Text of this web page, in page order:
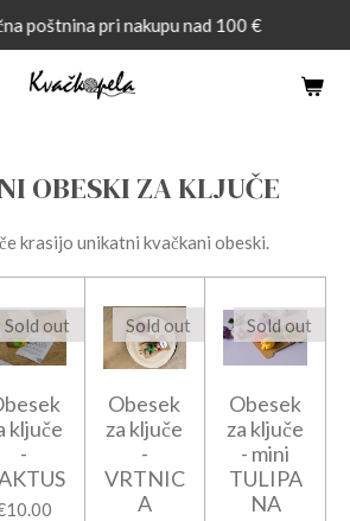
poštnina pri nakupu nad 100 €
OBESKI ZA KLJUČE
krasijo unikatni kvačkani obeski.
Sold out
ključe
-
Sold out
Obesek
za ključe
-
VRTNIC
A
Sold out
Obesek
za ključe
- mini
TULIPA
NA